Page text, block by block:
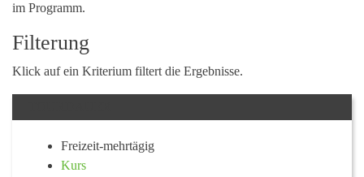
im Programm.
Filterung
Klick auf ein Kriterium filtert die Ergebnisse.
Freizeit-mehrtägig
Kurs